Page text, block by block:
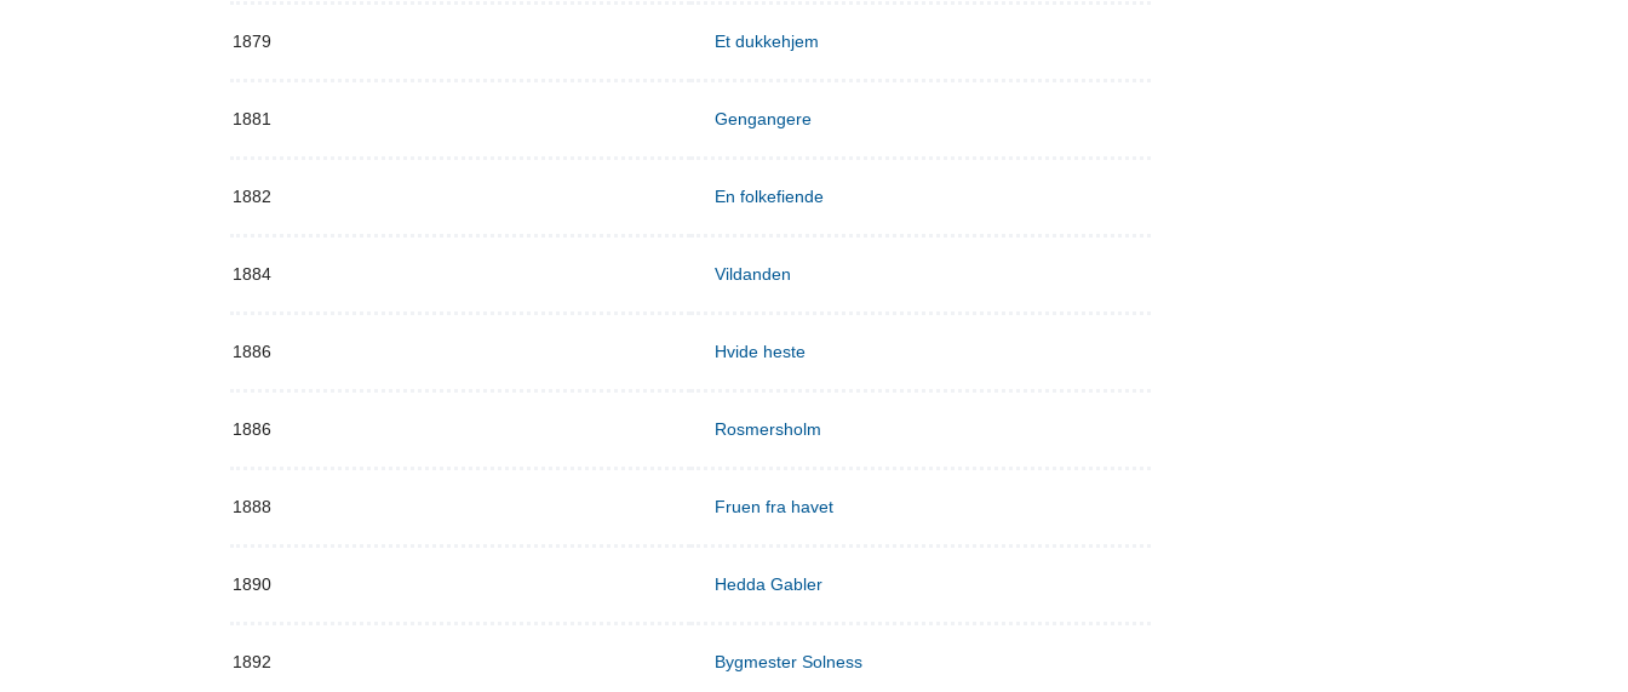
1879 Et dukkehjem
1881 Gengangere
1882 En folkefiende
1884 Vildanden
1886 Hvide heste
1886 Rosmersholm
1888 Fruen fra havet
1890 Hedda Gabler
1892 Bygmester Solness